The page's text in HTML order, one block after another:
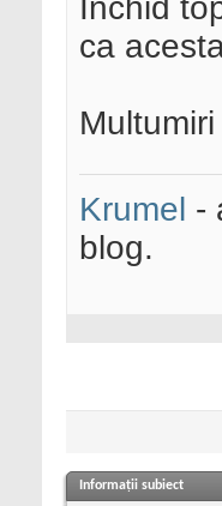
Inchid
ca
Krumel -
blog.
Informații subiect